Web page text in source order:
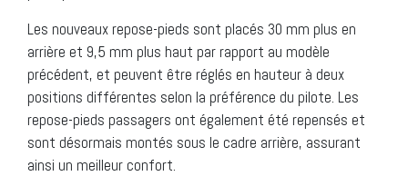
Les nouveaux repose-pieds sont placés 30 mm plus en
arrière et 9,5 mm plus haut par rapport au modèle
précédent, et peuvent être réglés en hauteur à deux
positions différentes selon la préférence du pilote. Les
repose-pieds passagers ont également été repensés et
sont désormais montés sous le cadre arrière, assurant
ainsi un meilleur confort.